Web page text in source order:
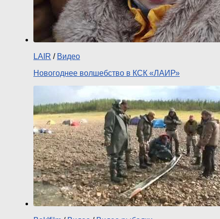
LAIR / Видео
Новогоднее волшебство в КСК «ЛАИР»